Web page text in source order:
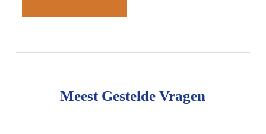
Meest Gestelde Vragen